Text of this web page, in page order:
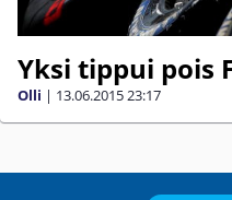
Yksi tippui pois
Olli | 13.06.201523:17